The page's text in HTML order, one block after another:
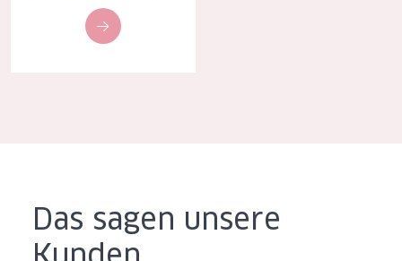
Reife Haut
Das sagen unsere